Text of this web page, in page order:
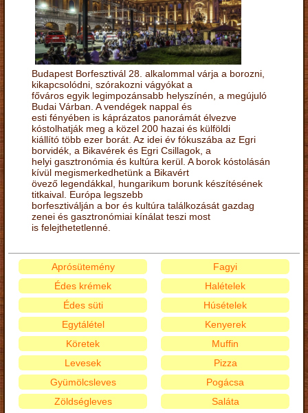
Budapest Borfesztivál 28. alkalommal várja a borozni,
kikapcsolódni, szórakozni vágyókat a
főváros egyik legimpozánsabb helyszínén, a megújuló
Budai Várban. A vendégek nappal és
esti fényében is káprázatos panorámát élvezve
kóstolhatják meg a közel 200 hazai és külföldi
kiállító több ezer borát. Az idei év fókuszába az Egri
borvidék, a Bikavérek és Egri Csillagok, a
helyi gasztronómia és kultúra kerül. A borok kóstolásán
kívül megismerkedhetünk a Bikavért
övező legendákkal, hungarikum borunk készítésének
titkaival. Európa legszebb
borfesztiválján a bor és kultúra találkozását gazdag
zenei és gasztronómiai kínálat teszi most
is felejthetetlenné.
Aprósütemény
Édes krémek
Édes süti
Egytálétel
Fagyi
Halételek
Húsételek
Kenyerek
Köretek
Levesek
Gyümölcsleves
Zöldségleves
Muffin
Pizza
Pogácsa
Saláta